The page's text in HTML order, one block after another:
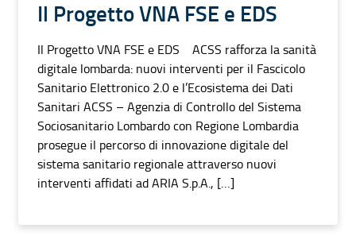
Il Progetto VNA FSE e EDS
Il Progetto VNA FSE e EDS ACSS rafforza la sanità
digitale lombarda: nuovi interventi per il Fascicolo
Sanitario Elettronico 2.0 e l’Ecosistema dei Dati
Sanitari ACSS – Agenzia di Controllo del Sistema
Sociosanitario Lombardo con Regione Lombardia
prosegue il percorso di innovazione digitale del
sistema sanitario regionale attraverso nuovi
interventi affidati ad ARIA S.p.A., […]